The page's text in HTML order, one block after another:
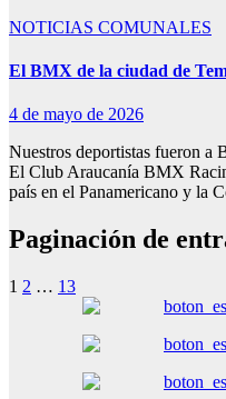
NOTICIAS COMUNALES
El BMX de la ciudad de
4 de mayo de 2026
Nuestros deportistas fueron a
El Club Araucanía BMX
país en el Panamericano y la
Paginación de
1 2 … 13